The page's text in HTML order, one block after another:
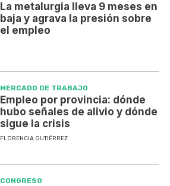
La metalurgia lleva 9 meses en
baja y agrava la presión sobre
el empleo
MERCADO DE TRABAJO
Empleo por provincia: dónde
hubo señales de alivio y dónde
sigue la crisis
FLORENCIA GUTIÉRREZ
CONGRESO